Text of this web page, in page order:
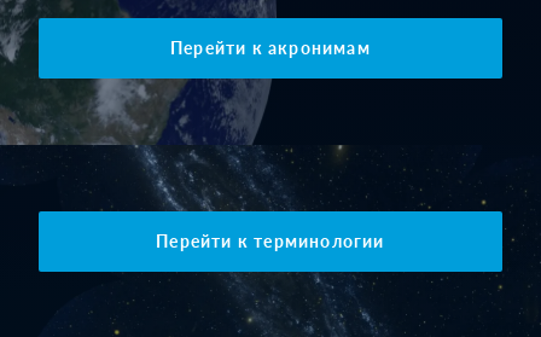
Перейти к акронимам
Перейти к терминологии